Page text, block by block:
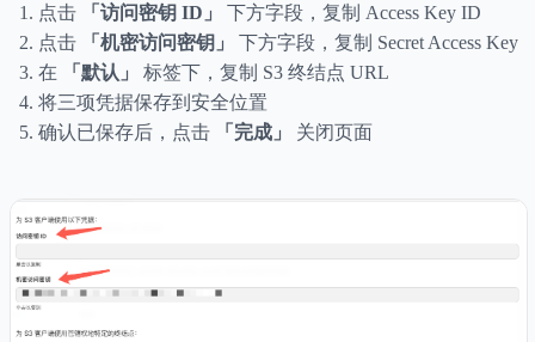
点击 「访问密钥 ID」
下方字段，复制 Access Key ID
点击
「机密访问密钥」
下方字段，复制 Secret Access Key
在
「默认」
标签下，复制 S3 终结点 URL
将三项凭据保存到安全位置
确认已保存后，点击
「完成」 关闭页面